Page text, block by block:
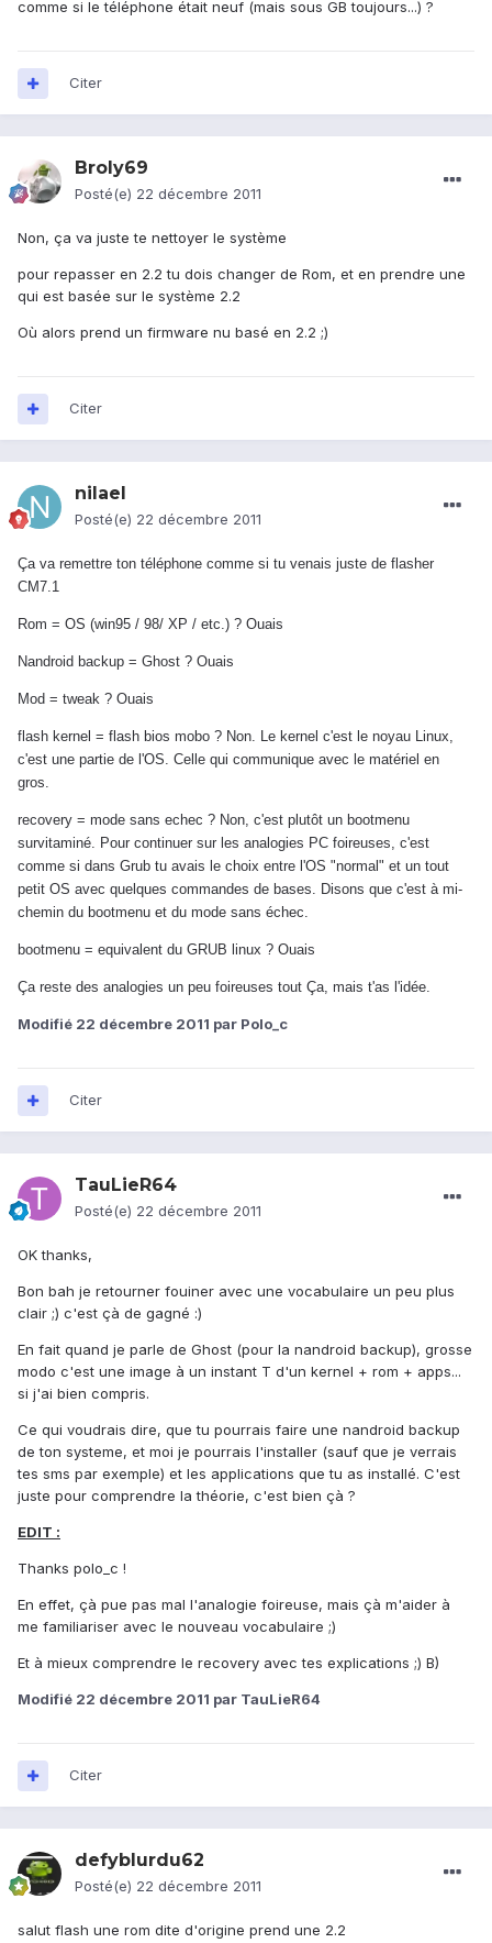
comme si le téléphone était neuf (mais sous GB toujours...) ?
Citer
Broly69
Posté(e) 22 décembre 2011
Non, ça va juste te nettoyer le système
pour repasser en 2.2 tu dois changer de Rom, et en prendre une
qui est basée sur le système 2.2
Où alors prend un firmware nu basé en 2.2 ;)
Citer
nilael
Posté(e) 22 décembre 2011
Ça va remettre ton téléphone comme si tu venais juste de flasher
CM7.1
Rom = OS (win95 / 98/ XP / etc.) ? Ouais
Nandroid backup = Ghost ? Ouais
Mod = tweak ? Ouais
flash kernel = flash bios mobo ? Non. Le kernel c'est le noyau Linux,
c'est une partie de l'OS. Celle qui communique avec le matériel en
gros.
recovery = mode sans echec ? Non, c'est plutôt un bootmenu
survitaminé. Pour continuer sur les analogies PC foireuses, c'est
comme si dans Grub tu avais le choix entre l'OS "normal" et un tout
petit OS avec quelques commandes de bases. Disons que c'est à mi-
chemin du bootmenu et du mode sans échec.
bootmenu = equivalent du GRUB linux ? Ouais
Ça reste des analogies un peu foireuses tout Ça, mais t'as l'idée.
Modifié 22 décembre 2011 par Polo_c
Citer
TauLieR64
Posté(e) 22 décembre 2011
OK thanks,
Bon bah je retourner fouiner avec une vocabulaire un peu plus
clair ;) c'est çà de gagné :)
En fait quand je parle de Ghost (pour la nandroid backup), grosse
modo c'est une image à un instant T d'un kernel + rom + apps...
si j'ai bien compris.
Ce qui voudrais dire, que tu pourrais faire une nandroid backup
de ton systeme, et moi je pourrais l'installer (sauf que je verrais
tes sms par exemple) et les applications que tu as installé. C'est
juste pour comprendre la théorie, c'est bien çà ?
EDIT :
Thanks polo_c !
En effet, çà pue pas mal l'analogie foireuse, mais çà m'aider à
me familiariser avec le nouveau vocabulaire ;)
Et à mieux comprendre le recovery avec tes explications ;) B)
Modifié 22 décembre 2011 par TauLieR64
Citer
defyblurdu62
Posté(e) 22 décembre 2011
salut flash une rom dite d'origine prend une 2.2